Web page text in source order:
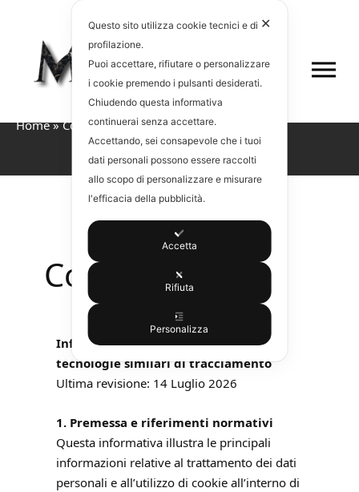
Home»Cookie policy
Cookie policy
Informativa sull’utilizzo di Cookie e
tecnologie similari di tracciamento
Ultima revisione: 14 Luglio 2026
1. Premessa e riferimenti normativi
Questa informativa illustra le principali
informazioni relative al trattamento dei dati
personali e all’utilizzo di cookie all’interno di
✕
Questo sito utilizza cookie tecnici e di
profilazione.
Puoi accettare, rifiutare o personalizzare
i cookie premendo i pulsanti desiderati.
Chiudendo questa informativa
continuerai senza accettare.
Accettando, sei consapevole che i tuoi
dati personali possono essere raccolti
allo scopo di personalizzare e misurare
l'efficacia della pubblicità.
Accetta
Rifiuta
Personalizza